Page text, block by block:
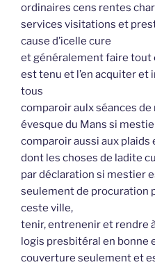
ordinaires cens rentes
services visitations et
cause d’icelle cure
et généralement faire tout
est tenu et l’en acquiter
tous
comparoir aulx séances
évesque du Mans si
comparoir aussi aux
dont les choses de ladite
par déclaration si mestier
seulement de procuration
ceste ville,
tenir, entrenenir et rendre
logis presbitéral en bonne
couverture seulement et